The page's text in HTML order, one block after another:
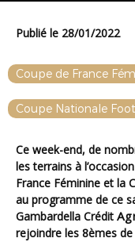
Publié le 28/01/2022
Coupe de France
Coupe Nationale
Ce week-end, de nombreuses équipes Normandes seront sur
les terrains à
France Féminine et la
au programme de ce
Gambardella Crédit
rejoindre les 8èmes de